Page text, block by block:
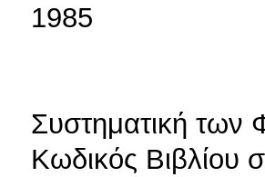
1985
Συστηματική των
Κωδικός Βιβλίου